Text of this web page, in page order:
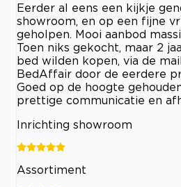
Eerder al eens een kijkje
showroom, en op een fijne
geholpen. Mooi aanbod
Toen niks gekocht, maar 2
bed wilden kopen, via de
BedAffair door de eerdere
Goed op de hoogte
prettige communicatie en
Inrichting showroom
Assortiment